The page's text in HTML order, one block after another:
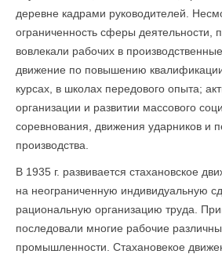
деревне кадрами руководителей.
ограниченность сферы деятельности,
вовлекали рабочих в
движение по повышению
курсах, в школах передового опыта;
организации и развитии массового
соревнования, движения ударников и
производства.
В 1935 г. развивается стахановское
на неограниченную индивидуальную
рациональную организацию труда.
последовали многие рабочие
промышленности. Стахановекое